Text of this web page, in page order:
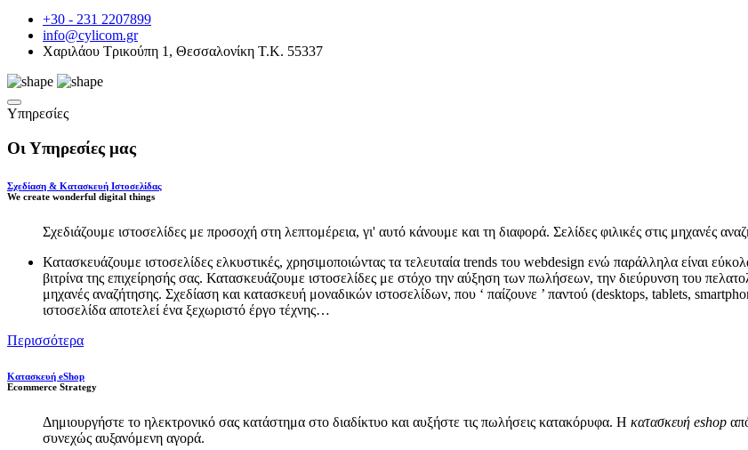
+30 - 231 2207899
info@cylicom.gr
Χαριλάου Τρικούπη 1, Θεσσαλονίκη Τ.Κ. 55337
Υπηρεσίες
Οι Υπηρεσίες μας
Σχεδίαση & Κατασκευή Ιστοσελίδας
We create wonderful digital things
Σχεδιάζουμε ιστοσελίδες με προσοχή στη λεπτομέρεια, γι' αυτό κάνουμε και τη διαφορά. Σελίδες φιλικές στις μηχανές
Κατασκευάζουμε ιστοσελίδες ελκυστικές, χρησιμοποιώντας τα τελευταία trends του webdesign ενώ παράλληλα είναι
βιτρίνα της επιχείρησής σας. Κατασκευάζουμε ιστοσελίδες με στόχο την αύξηση των πωλήσεων, την διεύρυνση του
μηχανές αναζήτησης. Σχεδίαση και κατασκευή μοναδικών ιστοσελίδων, που ‘ παίζουνε ’ παντού (desktops, tablets,
ιστοσελίδα αποτελεί ένα ξεχωριστό έργο τέχνης…
Περισσότερα
Κατασκευή eShop
Ecommerce Strategy
Δημιουργήστε το ηλεκτρονικό σας κατάστημα στο διαδίκτυο και αυξήστε τις πωλήσεις κατακόρυφα. Η κατασκευή eshop
συνεχώς αυξανόμενη αγορά.